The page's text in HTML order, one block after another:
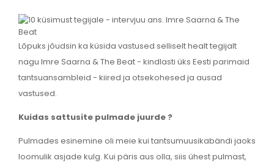
Lõpuks jõudsin ka küsida vastused selliselt healt tegijalt
nagu Imre Saarna & The Beat - kindlasti üks Eesti parimaid
tantsuansambleid - kiired ja otsekohesed ja ausad
vastused.
Kuidas sattusite pulmade juurde ?
Pulmades esinemine oli meie kui tantsumuusikabändi jaoks
loomulik asjade kulg. Kui päris aus olla, siis ühest pulmast,